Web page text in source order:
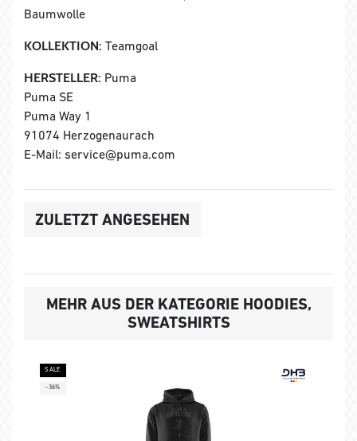
Baumwolle
KOLLEKTION: Teamgoal
HERSTELLER: Puma
Puma SE
Puma Way 1
91074 Herzogenaurach
E-Mail: service@puma.com
ZULETZT ANGESEHEN
MEHR AUS DER KATEGORIE HOODIES,
SWEATSHIRTS
SALE
-36%